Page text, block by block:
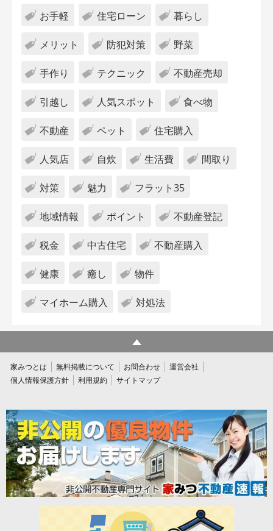
お手軽 住宅ローン 暮らし
メリット 防犯対策 野菜
手作り テクニック 不動産売却
引越し 人気スポット 食べ物
不動産 ペット 住宅購入
人気店 自炊 生活費 間取り
対策 魅力 フラット35
地域情報 ポイント 不動産登記
税金 中古住宅 不動産購入
健康 癒し 物件
マイホーム購入 対処法
家みつとは 無料掲載について お問合わせ
運営会社
個人情報保護方針
利用規約 サイトマップ